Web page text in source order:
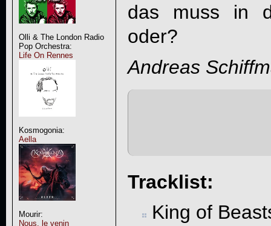
Olli & The London Radio
Pop Orchestra:
Life On Rennes
Kosmogonia:
Aella
Mourir:
Nous, le venin
das muss in
oder?
Andreas
Tracklist:
King of